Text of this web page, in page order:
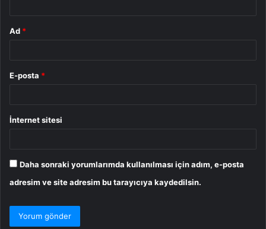
Ad *
E-posta *
İnternet sitesi
Daha sonraki yorumlarımda kullanılması için adım, e-posta
adresim ve site adresim bu tarayıcıya kaydedilsin.